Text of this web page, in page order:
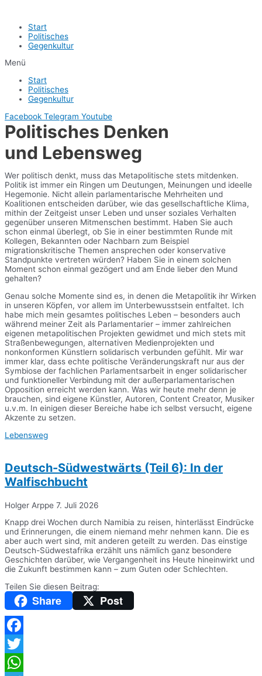
Start
Politisches
Gegenkultur
Menü
Start
Politisches
Gegenkultur
Facebook Telegram Youtube
Politisches Denken
und Lebensweg
Wer politisch denkt, muss das Metapolitische stets mitdenken.
Politik ist immer ein Ringen um Deutungen, Meinungen und ideelle
Hegemonie. Nicht allein parlamentarische Mehrheiten und
Koalitionen entscheiden darüber, wie das gesellschaftliche Klima,
mithin der Zeitgeist unser Leben und unser soziales Verhalten
gegenüber unseren Mitmenschen bestimmt. Haben Sie auch
schon einmal überlegt, ob Sie in einer bestimmten Runde mit
Kollegen, Bekannten oder Nachbarn zum Beispiel
migrationskritische Themen ansprechen oder konservative
Standpunkte vertreten würden? Haben Sie in einem solchen
Moment schon einmal gezögert und am Ende lieber den Mund
gehalten?
Genau solche Momente sind es, in denen die Metapolitik ihr Wirken
in unseren Köpfen, vor allem im Unterbewusstsein entfaltet. Ich
habe mich mein gesamtes politisches Leben – besonders auch
während meiner Zeit als Parlamentarier – immer zahlreichen
eigenen metapolitischen Projekten gewidmet und mich stets mit
Straßenbewegungen, alternativen Medienprojekten und
nonkonformen Künstlern solidarisch verbunden gefühlt. Mir war
immer klar, dass echte politische Veränderungskraft nur aus der
Symbiose der fachlichen Parlamentsarbeit in enger solidarischer
und funktioneller Verbindung mit der außerparlamentarischen
Opposition erreicht werden kann. Was wir heute mehr denn je
brauchen, sind eigene Künstler, Autoren, Content Creator, Musiker
u.v.m. In einigen dieser Bereiche habe ich selbst versucht, eigene
Akzente zu setzen.
Lebensweg
Deutsch-Südwestwärts (Teil 6): In der
Walfischbucht
Holger Arppe 7. Juli 2026
Knapp drei Wochen durch Namibia zu reisen, hinterlässt Eindrücke
und Erinnerungen, die einem niemand mehr nehmen kann. Die es
aber auch wert sind, mit anderen geteilt zu werden. Das einstige
Deutsch-Südwestafrika erzählt uns nämlich ganz besondere
Geschichten darüber, wie Vergangenheit ins Heute hineinwirkt und
die Zukunft bestimmen kann – zum Guten oder Schlechten.
Teilen Sie diesen Beitrag:
Share Post
Facebook
Twitter